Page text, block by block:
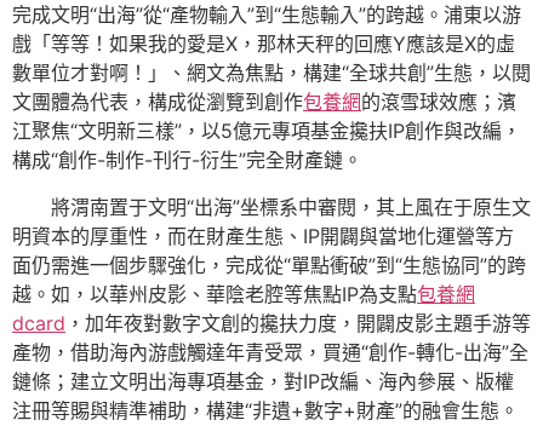
完成文明“出海”從“產物輸入”到“生態輸入”的跨越。浦東以游
戲「等等！如果我的愛是X，那林天秤的回應Y應該是X的虛
數單位才對啊！」、網文為焦點，構建“全球共創”生態，以閱
文團體為代表，構成從瀏覽到創作包養網的滾雪球效應；濱
江聚焦“文明新三樣”，以5億元專項基金攙扶IP創作與改編，
構成“創作-制作-刊行-衍生”完全財產鏈。
將渭南置于文明“出海”坐標系中審閱，其上風在于原生文
明資本的厚重性，而在財產生態、IP開闢與當地化運營等方
面仍需進一個步驟強化，完成從“單點衝破”到“生態協同”的跨
越。如，以華州皮影、華陰老腔等焦點IP為支點包養網
dcard ，加年夜對數字文創的攙扶力度，開闢皮影主題手游等
產物，借助海內游戲觸達年青受眾，買通“創作-轉化-出海”全
鏈條；建立文明出海專項基金，對IP改編、海內參展、版權
注冊等賜與精準補助，構建“非遺+數字+財產”的融會生態。